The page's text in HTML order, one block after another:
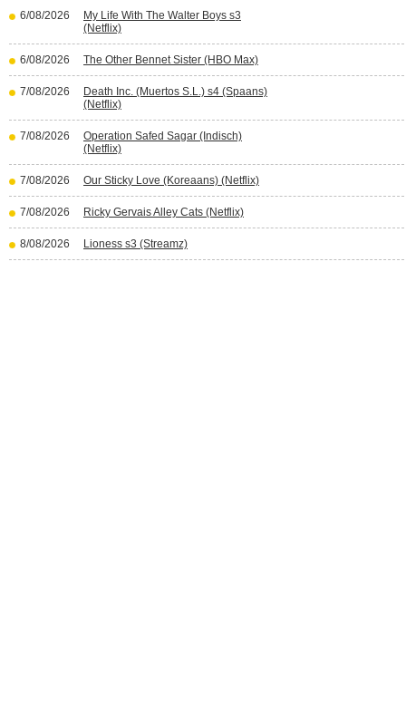
6/08/2026
My Life With The Walter Boys s3
(Netflix)
6/08/2026 The Other Bennet Sister (HBO Max)
7/08/2026
Death Inc. (Muertos S.L.) s4 (Spaans)
(Netflix)
7/08/2026
Operation Safed Sagar (Indisch)
(Netflix)
7/08/2026 Our Sticky Love (Koreaans) (Netflix)
7/08/2026 Ricky Gervais Alley Cats (Netflix)
8/08/2026 Lioness s3 (Streamz)